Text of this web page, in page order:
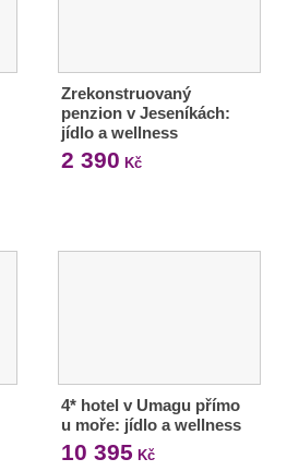
Zrekonstruovaný
penzion v Jeseníkách:
jídlo a wellness
2 390 Kč
4* hotel v Umagu přímo
u moře: jídlo a wellness
10 395 Kč